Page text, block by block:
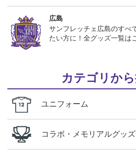
広島
サンフレッチェ広島のすべ
たい方に！全グッズ一覧は
カテゴリか
ユニフォーム
コラボ・メモリアルグッズ